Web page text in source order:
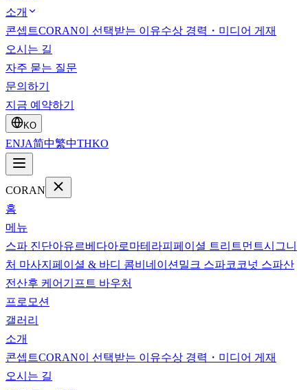
소개
콘셉트CORAN이 선택받는 이유수상 경력・미디어 게재
오시는 길
자주 묻는 질문
문의하기
지금 예약하기
KO
ENJA简中繁中THKO
CORAN
홈
메뉴
스파 진단아유르베다아로마테라피 페이셜 트리트먼트시그니
처 마사지 페이셜 & 바디 콤비네이션 밀크 스파코코넛 스파산
전산후 케어 기프트 바우처
프로모션
갤러리
소개
콘셉트CORAN이 선택받는 이유수상 경력・미디어 게재
오시는 길